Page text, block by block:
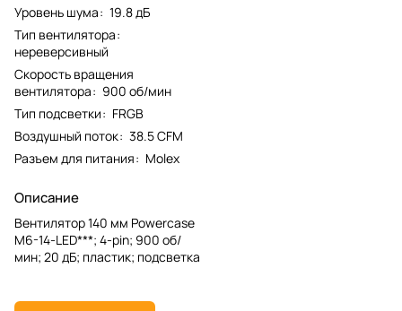
Уровень шума: 19.8 дБ
Тип вентилятора:
нереверсивный
Скорость вращения
вентилятора: 900 об/мин
Тип подсветки: FRGB
Воздушный поток: 38.5 CFM
Разъем для питания: Molex
Описание
Вентилятор 140 мм Powercase
M6-14-LED***; 4-pin; 900 об/
мин; 20 дБ; пластик; подсветка